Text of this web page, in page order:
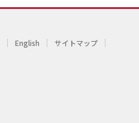
English サイトマップ